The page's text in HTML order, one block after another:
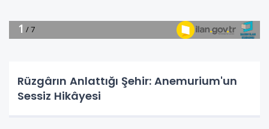
Rüzgârın Anlattığı Şehir: Anemurium'un
Sessiz Hikâyesi